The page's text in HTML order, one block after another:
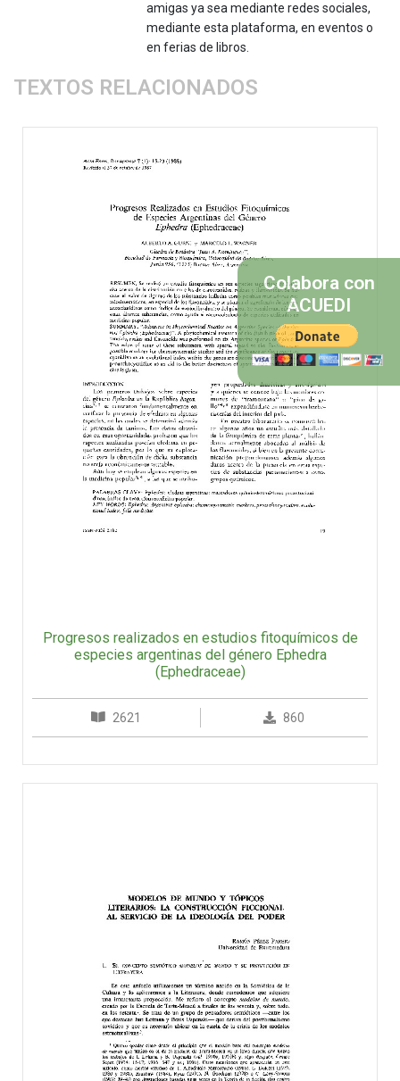
amigas ya sea mediante redes sociales,
mediante esta plataforma, en eventos o
en ferias de libros.
TEXTOS RELACIONADOS
Progresos realizados en estudios fitoquímicos de
especies argentinas del género Ephedra
(Ephedraceae)
2621 860
Colabora con
ACUEDI